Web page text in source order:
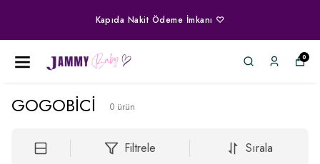
Kapıda Nakit Ödeme İmkanı ♡
0
GOGOBİCİ 0 ürün
Filtrele Sırala